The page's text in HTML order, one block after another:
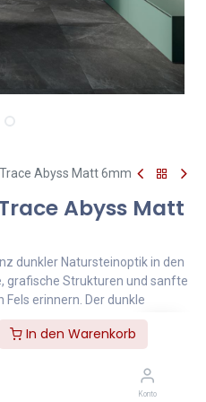
In den Warenkorb
Konto
Abyss Matt 6mm
Abyss Matt
dunkler Natursteinoptik in den
grafische Strukturen und sanfte
erinnern. Der dunkle
Tiefe und eine moderne,
Abyss besonders
Form sorgt für ruhige